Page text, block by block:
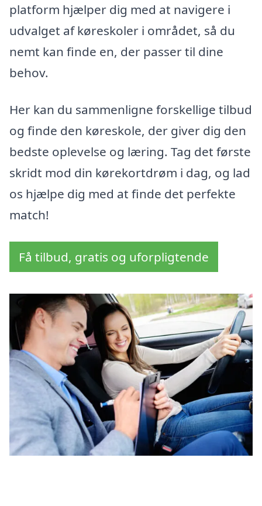
platform hjælper dig med at navigere i
udvalget af køreskoler i området, så du
nemt kan finde en, der passer til dine
behov.
Her kan du sammenligne forskellige tilbud
og finde den køreskole, der giver dig den
bedste oplevelse og læring. Tag det første
skridt mod din kørekortdrøm i dag, og lad
os hjælpe dig med at finde det perfekte
match!
Få tilbud, gratis og uforpligtende